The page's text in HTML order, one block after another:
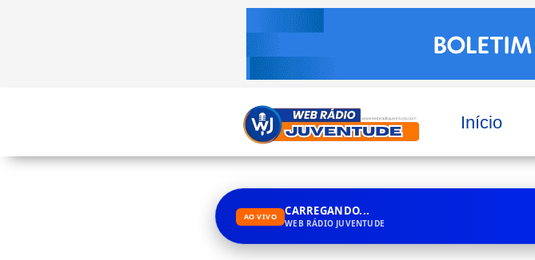
Início
AO VIVO CARREGANDO...
WEB RÁDIO JUVENTUDE